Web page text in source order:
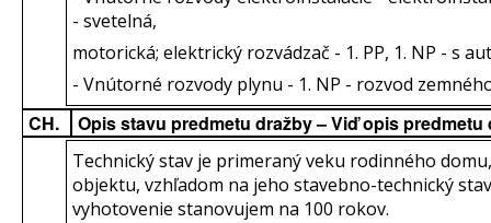
- svetelná,
motorická; elektrický rozvádzač - 1. PP, 1. NP - s
- Vnútorné rozvody plynu - 1. NP - rozvod
CH. Opis stavu predmetu dražby – Viď opis predmetu
Technický stav je primeraný veku rodinného
objektu, vzhľadom na jeho stavebno-technický
vyhotovenie stanovujem na 100 rokov.